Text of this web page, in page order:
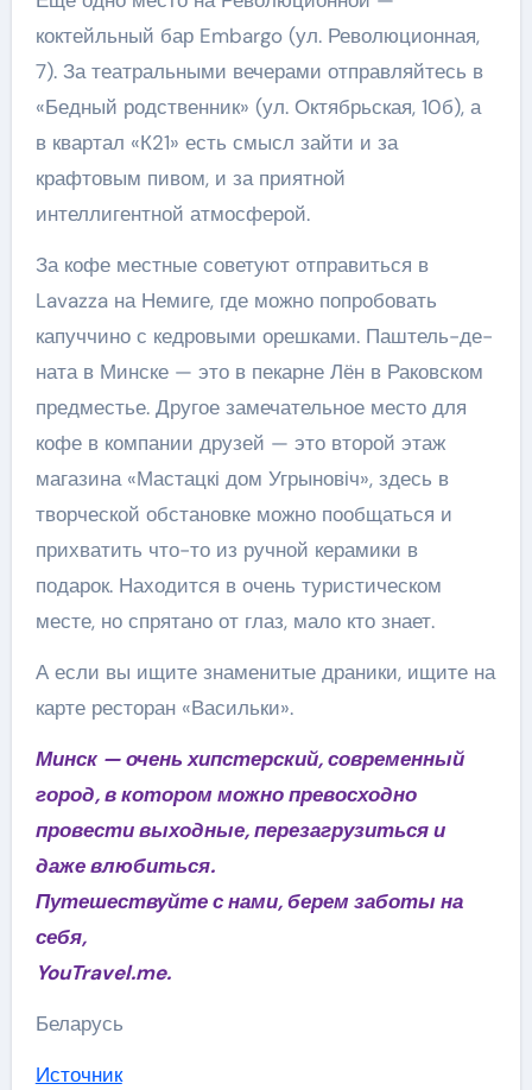
коктейльный бар Embargo (ул. Революционная,
7). За театральными вечерами отправляйтесь в
«Бедный родственник» (ул. Октябрьская, 10б), а
в квартал «К21» есть смысл зайти и за
крафтовым пивом, и за приятной
интеллигентной атмосферой.
За кофе местные советуют отправиться в
Lavazza на Немиге, где можно попробовать
капуччино с кедровыми орешками. Паштель-де-
ната в Минске — это в пекарне Лён в Раковском
предместье. Другое замечательное место для
кофе в компании друзей — это второй этаж
магазина «Мастацкі дом Угрыновіч», здесь в
творческой обстановке можно пообщаться и
прихватить что-то из ручной керамики в
подарок. Находится в очень туристическом
месте, но спрятано от глаз, мало кто знает.
А если вы ищите знаменитые драники, ищите на
карте ресторан «Васильки».
Минск — очень хипстерский, современный
город, в котором можно превосходно
провести выходные, перезагрузиться и
даже влюбиться.
Путешествуйте с нами, берем заботы на
себя,
YouTravel.me.
Беларусь
Источник